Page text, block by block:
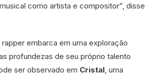
fonte
como artista e compositor”, disse
rapper embarca em uma exploração
profundezas de seu próprio talento
ser observado em Cristal, uma